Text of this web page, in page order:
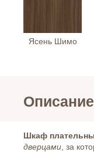
Ясень Шимо
Шкаф
дверцами , за